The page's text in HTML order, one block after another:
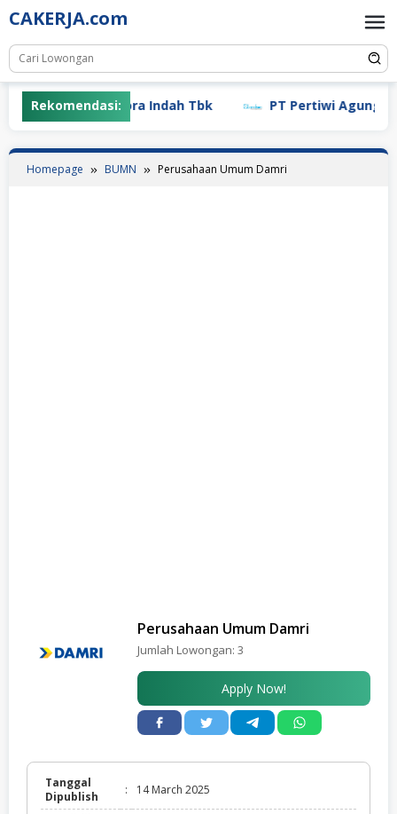
Skip
to
content
CAKERJA.com
Rekomendasi:
PT Mayora Indah Tbk PT Pertiwi Agung
Homepage BUMN Perusahaan Umum Damri
Perusahaan Umum Damri
Jumlah Lowongan: 3
Apply Now!
Tanggal
Dipublish
: 14 March 2025